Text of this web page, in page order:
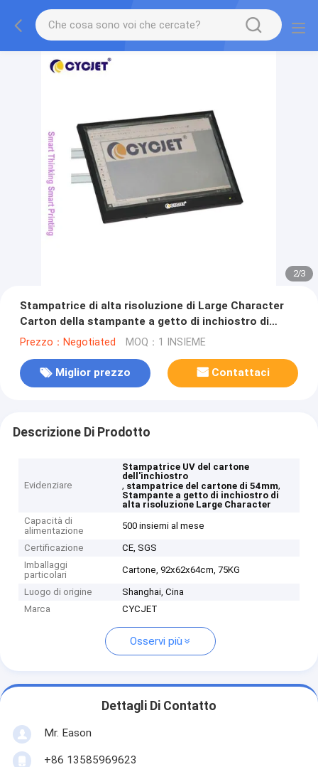
2/3
Stampatrice di alta risoluzione di Large Character
Carton della stampante a getto di inchiostro di
54mm
Prezzo：Negotiated MOQ：1 INSIEME
Miglior prezzo Contattaci
Descrizione Di Prodotto
Evidenziare
Stampatrice UV del cartone
dell'inchiostro
, stampatrice del cartone di 54mm,
Stampante a getto di inchiostro di
alta risoluzione Large Character
Capacità di
alimentazione
500 insiemi al mese
Certificazione
CE, SGS
Imballaggi
particolari
Cartone, 92x62x64cm, 75KG
Luogo di origine
Shanghai, Cina
Marca
CYCJET
Osservi più
Dettagli Di Contatto
Mr. Eason
+86 13585969623